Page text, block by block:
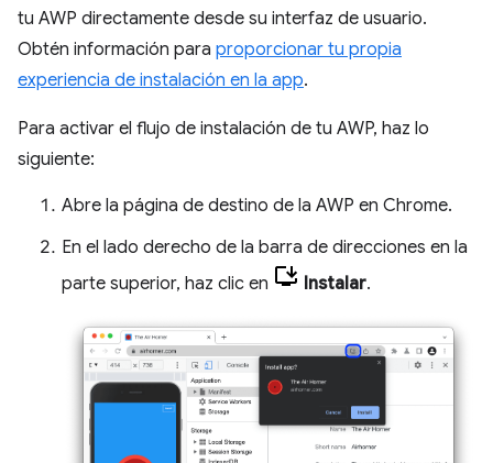
tu AWP directamente desde su interfaz de usuario.
Obtén información para proporcionar tu propia
experiencia de instalación en la app.
Para activar el flujo de instalación de tu AWP, haz lo
siguiente:
Abre la página de destino de la AWP en Chrome.
En el lado derecho de la barra de direcciones en la
parte superior, haz clic en
Instalar.